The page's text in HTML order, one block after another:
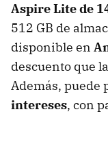
Aspire Lite de
512 GB de
disponible en
descuento que
Además, puede
intereses, con